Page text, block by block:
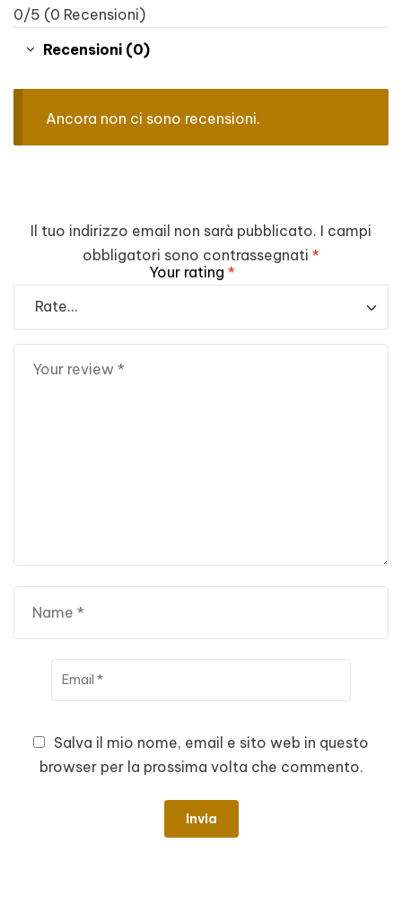
0/5 (0 Recensioni)
Recensioni (0)
Ancora non ci sono recensioni.
Il tuo indirizzo email non sarà pubblicato. I campi
obbligatori sono contrassegnati *
Your rating *
Salva il mio nome, email e sito web in questo
browser per la prossima volta che commento.